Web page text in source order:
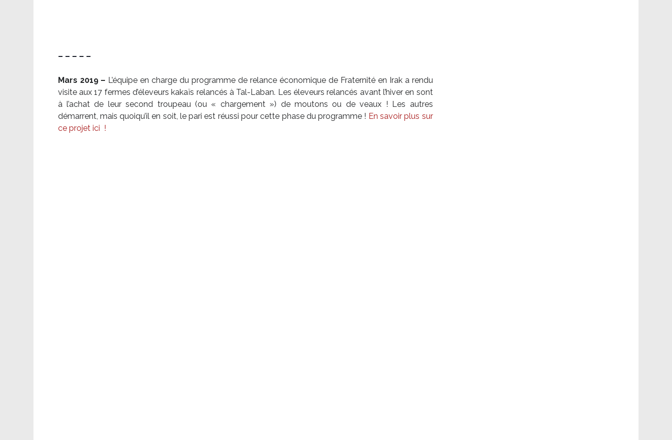
– – – – –
Mars 2019 – L’équipe en charge du programme de relance économique de Fraternité en Irak a rendu
visite aux 17 fermes d’éleveurs kakaïs relancés à Tal-Laban. Les éleveurs relancés avant l’hiver en sont
à l’achat de leur second troupeau (ou « chargement ») de moutons ou de veaux ! Les autres
démarrent, mais quoiqu’il en soit, le pari est réussi pour cette phase du programme ! En savoir plus sur
ce projet ici !